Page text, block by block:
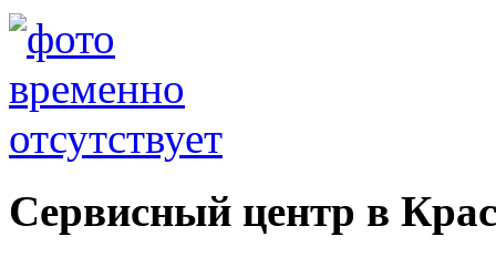
Сервисный центр в